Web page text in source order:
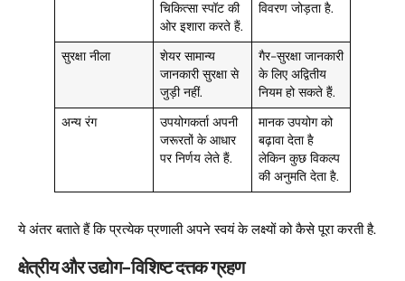
चिकित्सा स्पॉट की
ओर इशारा करते हैं.
विवरण जोड़ता है.
सुरक्षा नीला
शेयर सामान्य
जानकारी सुरक्षा से
जुड़ी नहीं.
गैर-सुरक्षा जानकारी
के लिए अद्वितीय
नियम हो सकते हैं.
अन्य रंग
उपयोगकर्ता अपनी
जरूरतों के आधार
पर निर्णय लेते हैं.
मानक उपयोग को
बढ़ावा देता है
लेकिन कुछ विकल्प
की अनुमति देता है.
ये अंतर बताते हैं कि प्रत्येक प्रणाली अपने स्वयं के लक्ष्यों को कैसे पूरा करती है.
क्षेत्रीय और उद्योग-विशिष्ट दत्तक ग्रहण